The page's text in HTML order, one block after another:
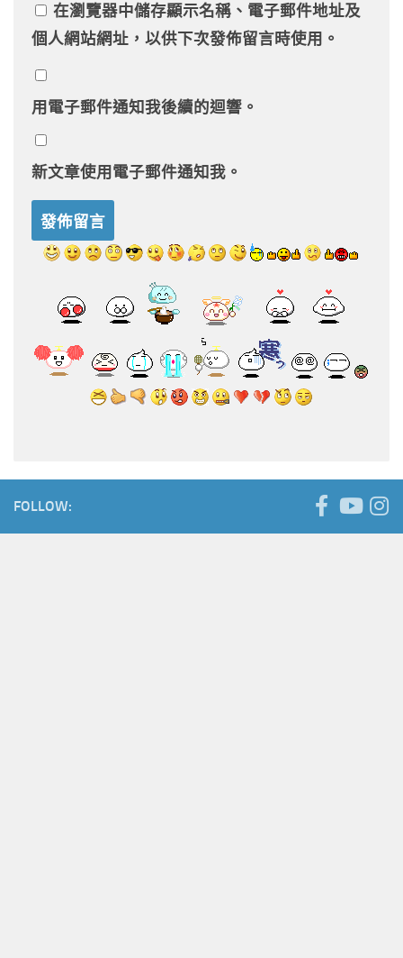
在瀏覽器中儲存顯示名稱、電子郵件地址及
個人網站網址，以供下次發佈留言時使用。
用電子郵件通知我後續的迴響。
新文章使用電子郵件通知我。
FOLLOW: